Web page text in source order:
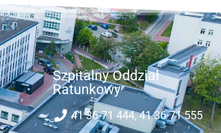
Szpitalny Oddział
Ratunkowy
41 36-71 444, 41 36-71 555